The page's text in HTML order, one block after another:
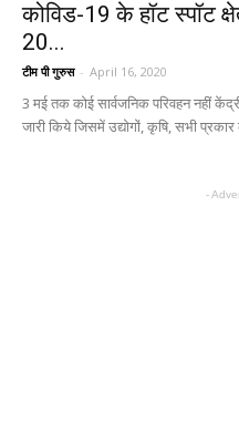
कोविड-19 के हॉट स्पॉट
20...
टीम पी गुरुस - April 16, 2020
3 मई तक कोई सार्वजनिक परिवहन नहीं
जारी किये जिसमें उद्योगों, कृषि, सभी
-